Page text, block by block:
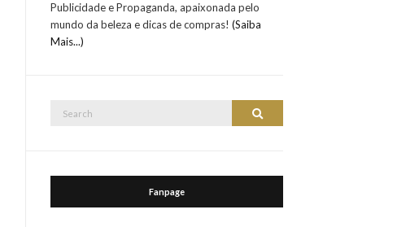
Publicidade e Propaganda, apaixonada pelo
mundo da beleza e dicas de compras!(Saiba
Mais...)
Search
Search
Fanpage